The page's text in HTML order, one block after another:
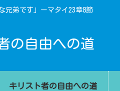
兄弟です」ーマタイ23章8節
の自由への道
キリスト者の自由への道